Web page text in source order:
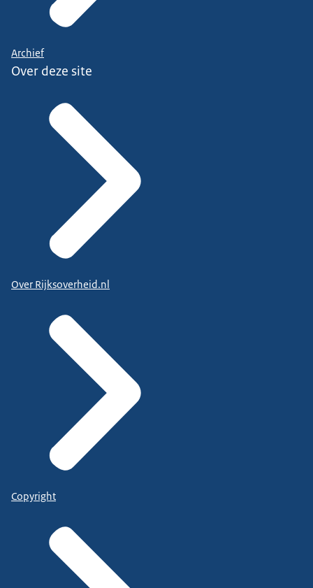
Archief
Over deze site
Over Rijksoverheid.nl
Copyright